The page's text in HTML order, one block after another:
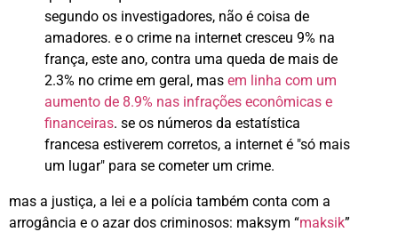
segundo os investigadores, não é coisa de
amadores. e o crime na internet cresceu 9% na
frança, este ano, contra uma queda de mais de
2.3% no crime em geral, mas em linha com um
aumento de 8.9% nas infrações econômicas e
financeiras. se os números da estatística
francesa estiverem corretos, a internet é "só mais
um lugar" para se cometer um crime.
mas a justiça, a lei e a polícia também conta com a
arrogância e o azar dos criminosos: maksym “maksik”